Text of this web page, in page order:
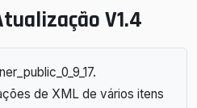
V1.4
de XML de vários itens